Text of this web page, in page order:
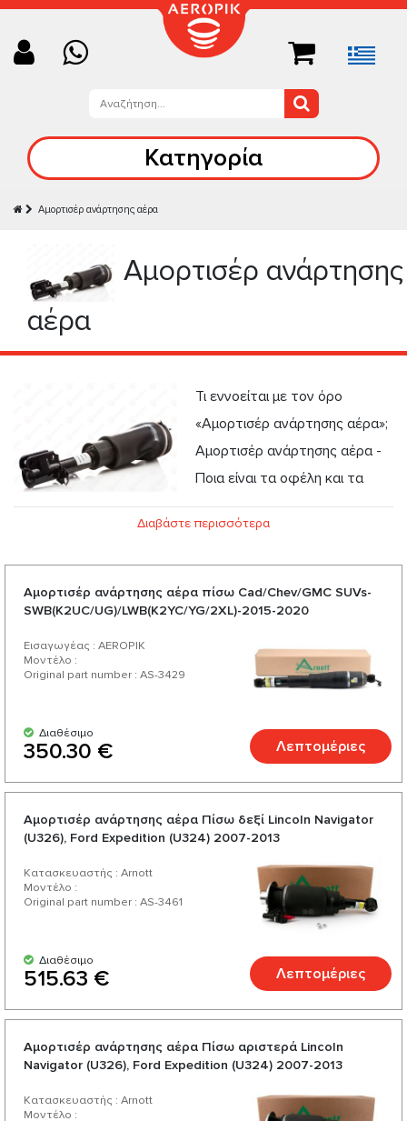
Κατηγορία
Αμορτισέρ ανάρτησης αέρα
Αμορτισέρ ανάρτησης
αέρα
Τι εννοείται με τον όρο
«Αμορτισέρ ανάρτησης αέρα»;
Αμορτισέρ ανάρτησης αέρα -
Ποια είναι τα οφέλη και τα
οφέλη από τη χρήση του;
Αμορτισέρ ανάρτησης αέρα από την AEROPIK: Ευκαιρία για
επαγγελματική συμβουλή
Διαβάστε περισσότερα
Αμορτισέρ ανάρτησης αέρα πίσω Cad/Chev/GMC SUVs-
SWB(K2UC/UG)/LWB(K2YC/YG/2XL)-2015-2020
Εισαγωγέας : AEROPIK
Μοντέλο :
Original part number : AS-3429
Διαθέσιμο
350.30 € Λεπτομέριες
Αμορτισέρ ανάρτησης αέρα Πίσω δεξί Lincoln Navigator
(U326), Ford Expedition (U324) 2007-2013
Κατασκευαστής : Arnott
Μοντέλο :
Original part number : AS-3461
Διαθέσιμο
515.63 € Λεπτομέριες
Αμορτισέρ ανάρτησης αέρα Πίσω αριστερά Lincoln
Navigator (U326), Ford Expedition (U324) 2007-2013
Κατασκευαστής : Arnott
Μοντέλο :